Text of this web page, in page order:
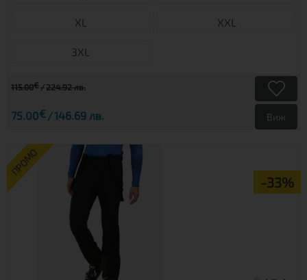
XL XXL
3XL
115.00€ 224.92 лв.
75.00€ 146.69 лв. Виж
ПРОМО
-33%